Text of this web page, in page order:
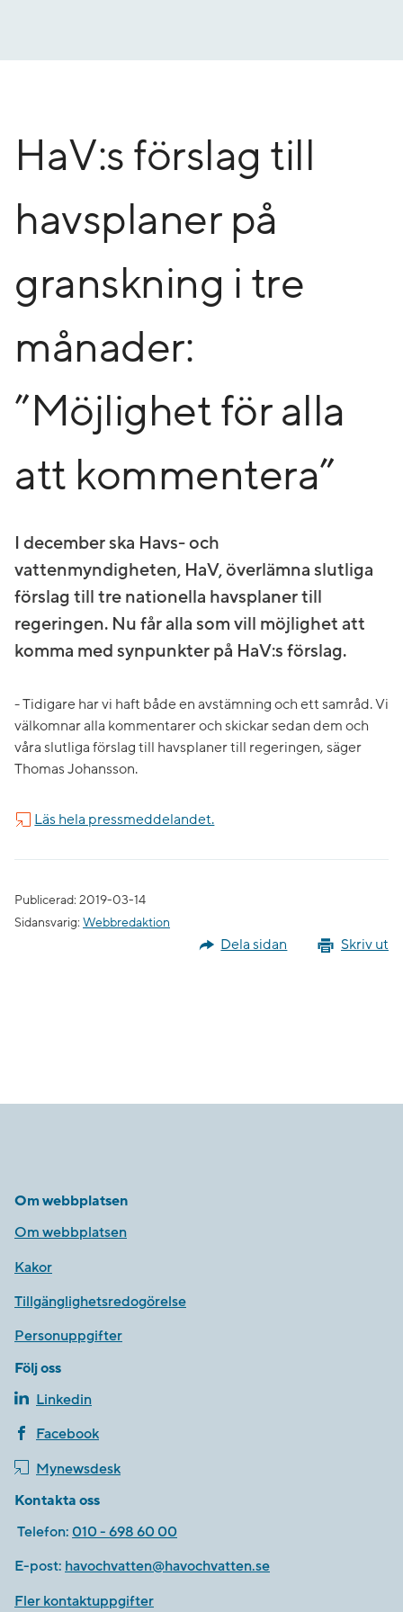
HaV:s förslag till
havsplaner på
granskning i tre
månader:
”Möjlighet för alla
att kommentera”
I december ska Havs- och
vattenmyndigheten, HaV, överlämna slutliga
förslag till tre nationella havsplaner till
regeringen. Nu får alla som vill möjlighet att
komma med synpunkter på HaV:s förslag.
- Tidigare har vi haft både en avstämning och ett samråd. Vi
välkomnar alla kommentarer och skickar sedan dem och
våra slutliga förslag till havsplaner till regeringen, säger
Thomas Johansson.
Läs hela pressmeddelandet.
Publicerad: 2019-03-14
Sidansvarig: Webbredaktion
Skriv ut
Dela sidan
Om webbplatsen
Om webbplatsen
Kakor
Tillgänglighetsredogörelse
Personuppgifter
Följ oss
Linkedin
Facebook
Mynewsdesk
Kontakta oss
Telefon: 010 - 698 60 00
E-post: havochvatten@havochvatten.se
Fler kontaktuppgifter